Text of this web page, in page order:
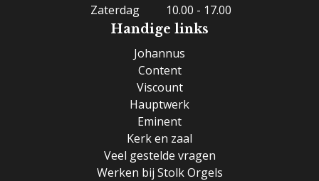
Zaterdag
10.00 - 17.00
Handige links
Johannus
Content
Viscount
Hauptwerk
Eminent
Kerk en zaal
Veel gestelde vragen
Werken bij Stolk Orgels